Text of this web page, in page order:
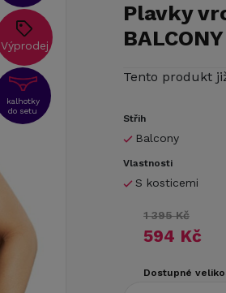
Výprodej
kalhotky
do setu
Plavky
Tento produkt
Střih
Balcony
Vlastnosti
S kosticemi
1 395 Kč
594 Kč
Dostupné